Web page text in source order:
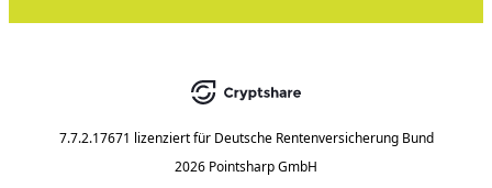
7.7.2.17671 lizenziert für Deutsche Rentenversicherung Bund
2026 Pointsharp GmbH